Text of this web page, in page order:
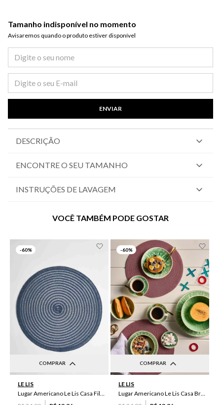
Tamanho indisponível no momento
Avisaremos quando o produto estiver disponível​
ENVIAR
DESCRIÇÃO
ENCONTRE O SEU TAMANHO
INSTRUÇÕES DE LAVAGEM
VOCÊ TAMBÉM PODE GOSTAR
-60%
COMPRAR
LE LIS
Lugar Americano Le Lis Casa Filipa
-60%
COMPRAR
LE LIS
Lugar Americano Le Lis Casa Brenda